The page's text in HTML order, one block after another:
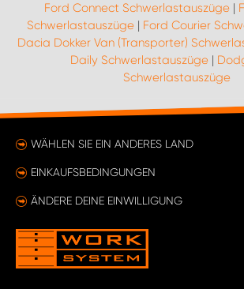
Ford Connect Schwerlastauszüge |
Schwerlastauszüge | Ford Courier
Dacia Dokker Van (Transporter)
Daily Schwerlastauszüge|
Schwerlastauszüge
WÄHLEN SIE EIN ANDERES LAND
EINKAUFSBEDINGUNGEN
ÄNDERE DEINE EINWILLIGUNG